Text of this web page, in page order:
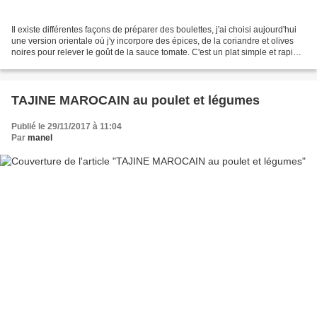
Il existe différentes façons de préparer des boulettes, j'ai choisi aujourd'hui
une version orientale où j'y incorpore des épices, de la coriandre et olives
noires pour relever le goût de la sauce tomate. C'est un plat simple et rapide,
TAJINE MAROCAIN au poulet et légumes
Publié le 29/11/2017 à 11:04
Par manel